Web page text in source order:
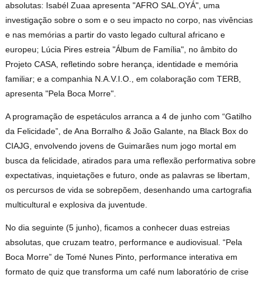
absolutas: Isabél Zuaa apresenta "AFRO SAL.OYÁ", uma
investigação sobre o som e o seu impacto no corpo, nas vivências
e nas memórias a partir do vasto legado cultural africano e
europeu; Lúcia Pires estreia "Álbum de Família", no âmbito do
Projeto CASA, refletindo sobre herança, identidade e memória
familiar; e a companhia N.A.V.I.O., em colaboração com TERB,
apresenta "Pela Boca Morre".
A programação de espetáculos arranca a 4 de junho com “Gatilho
da Felicidade”, de Ana Borralho & João Galante, na Black Box do
CIAJG, envolvendo jovens de Guimarães num jogo mortal em
busca da felicidade, atirados para uma reflexão performativa sobre
expectativas, inquietações e futuro, onde as palavras se libertam,
os percursos de vida se sobrepõem, desenhando uma cartografia
multicultural e explosiva da juventude.
No dia seguinte (5 junho), ficamos a conhecer duas estreias
absolutas, que cruzam teatro, performance e audiovisual. “Pela
Boca Morre” de Tomé Nunes Pinto, performance interativa em
formato de quiz que transforma um café num laboratório de crise